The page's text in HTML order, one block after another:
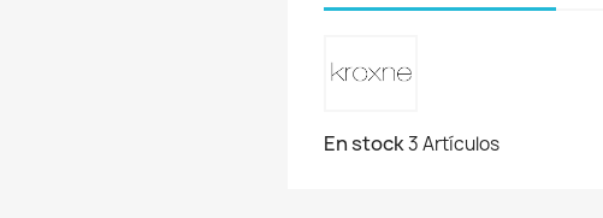
En stock3 Artículos